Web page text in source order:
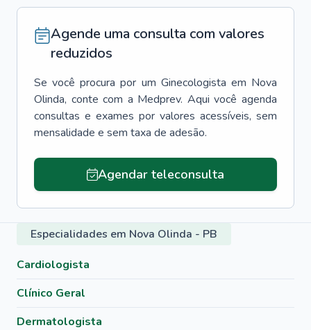
Agende uma consulta com valores
reduzidos
Se você procura por um Ginecologista em Nova
Olinda, conte com a Medprev. Aqui você agenda
consultas e exames por valores acessíveis, sem
mensalidade e sem taxa de adesão.
Agendar teleconsulta
Especialidades em Nova Olinda - PB
Cardiologista
Clínico Geral
Dermatologista